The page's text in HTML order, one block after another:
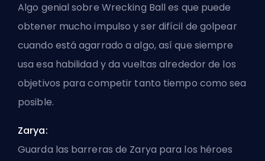
Algo genial sobre Wrecking Ball es que puede
obtener mucho impulso y ser difícil de golpear
cuando está agarrado a algo, así que siempre
usa esa habilidad y da vueltas alrededor de los
objetivos para competir tanto tiempo como sea
posible.
Zarya:
Guarda las barreras de Zarya para los héroes